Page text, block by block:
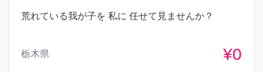
荒れている我が子を 私に 任せて見ませんか？
栃木県 ¥0